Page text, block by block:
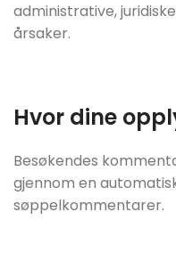
administrative,
årsaker.
Hvor dine
Besøkendes
gjennom en
søppelkommentarer.